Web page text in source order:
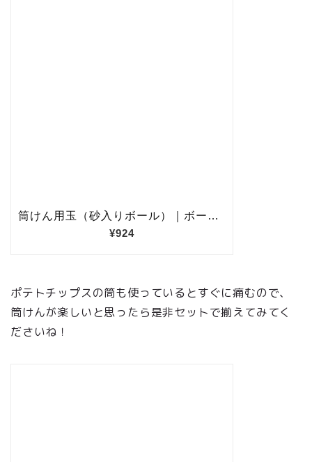
ポテトチップスの筒も使っているとすぐに痛むので、
筒けんが楽しいと思ったら是非セットで揃えてみてく
ださいね！